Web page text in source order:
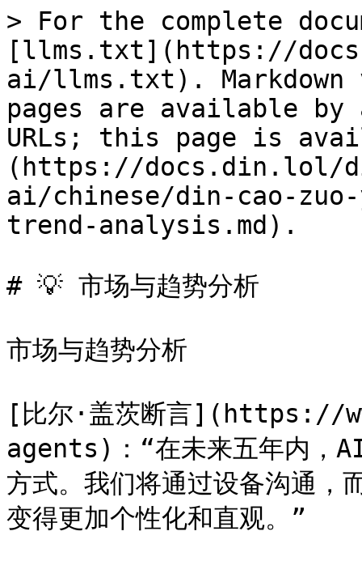
> For the complete
[llms.txt](https://
ai/llms.txt). Markdown
pages are available by
URLs; this page is
(https://docs.din.lol/
ai/chinese/din-cao-
trend-analysis.md).
# 💡 市场与趋势分析
市场与趋势分析
[比尔·盖茨断言](https://
agents)：“在未来五年内，
方式。我们将通过设备沟通，
变得更加个性化和直观。”